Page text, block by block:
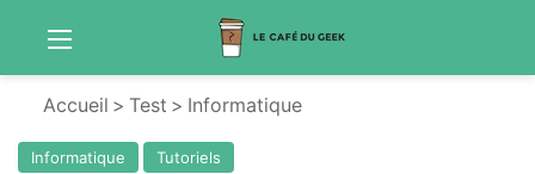
Menu
Accueil > Test > Informatique
Informatique Tutoriels